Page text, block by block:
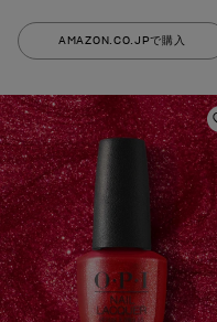
AMAZON.CO.JPで購入